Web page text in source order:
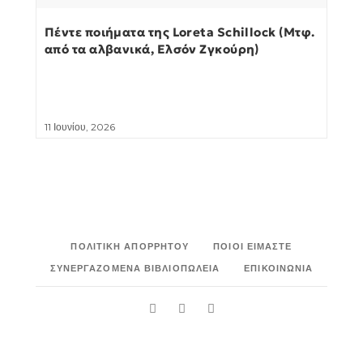
Πέντε ποιήματα της Loreta Schillock (Μτφ.
από τα αλβανικά, Ελσόν Ζγκούρη)
11 Ιουνίου, 2026
ΠΟΛΙΤΙΚΉ ΑΠΟΡΡΉΤΟΥ
ΠΟΙΟΙ ΕΊΜΑΣΤΕ
ΣΥΝΕΡΓΑΖΌΜΕΝΑ ΒΙΒΛΙΟΠΩΛΕΊΑ
ΕΠΙΚΟΙΝΩΝΊΑ